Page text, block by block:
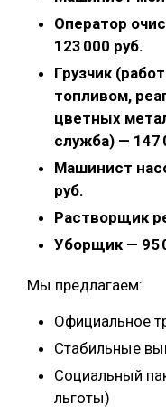
Оператор
123 000 руб.
Грузчик
топливом,
цветных
служба) — 147
Машинист
руб.
Растворщик
Уборщик — 95
Мы предлагаем:
Официальное
Стабильные
Социальный
льготы)